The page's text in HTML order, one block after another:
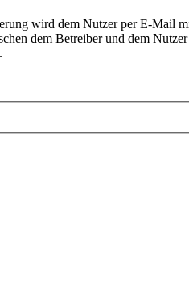
wird dem Nutzer per E-Mail
dem Betreiber und dem